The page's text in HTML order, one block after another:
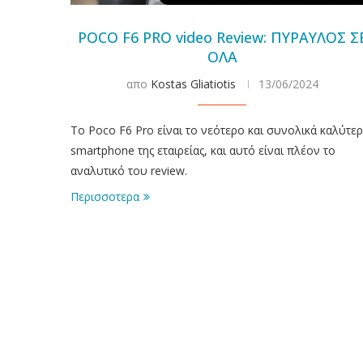
POCO F6 PRO video Review: ΠΥΡΑΥΛΟΣ
ΟΛΑ
απο Kostas Gliatiotis 13/06/2024
To Poco F6 Pro είναι το νεότερο και συνολικά
smartphone της εταιρείας, και αυτό είναι πλέον το
αναλυτικό του review.
Περισσοτερα